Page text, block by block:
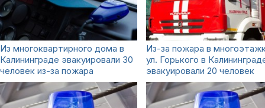
Из многоквартирного дома в
Калининграде эвакуировали 30
человек из-за пожара
Из-за пожара в
ул. Горького в
эвакуировали 20 человек